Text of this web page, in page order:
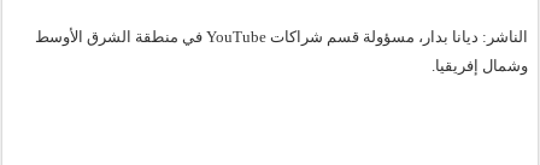
وشمال إفريقيا.